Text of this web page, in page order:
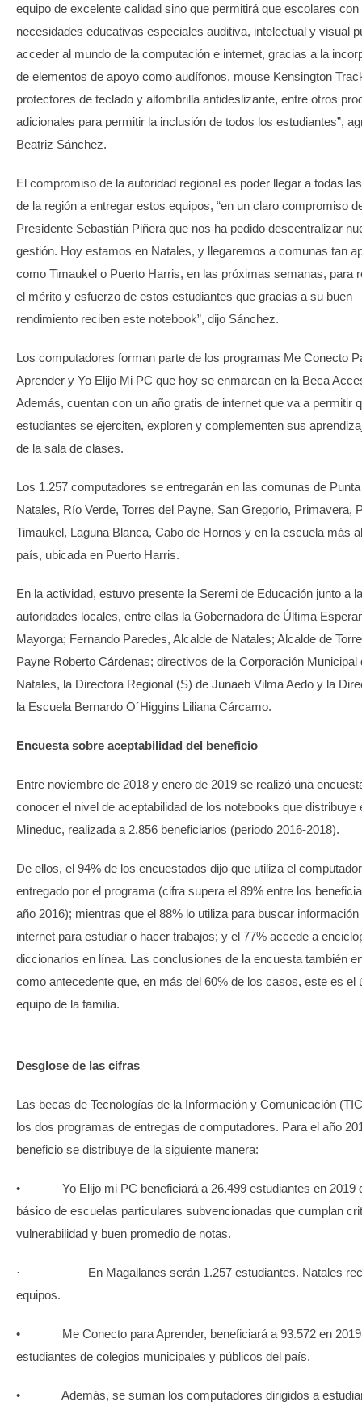
equipo de excelente calidad sino que permitirá que escolares con
necesidades educativas especiales auditiva, intelectual y visual
acceder al mundo de la computación e internet, gracias a la
de elementos de apoyo como audífonos, mouse Kensington
protectores de teclado y alfombrilla antideslizante, entre otros
adicionales para permitir la inclusión de todos los estudiantes”,
Beatriz Sánchez.
El compromiso de la autoridad regional es poder llegar a todas
de la región a entregar estos equipos, “en un claro compromiso
Presidente Sebastián Piñera que nos ha pedido descentralizar
gestión. Hoy estamos en Natales, y llegaremos a comunas tan
como Timaukel o Puerto Harris, en las próximas semanas, para
el mérito y esfuerzo de estos estudiantes que gracias a su buen
rendimiento reciben este notebook”, dijo Sánchez.
Los computadores forman parte de los programas Me Conecto
Aprender y Yo Elijo Mi PC que hoy se enmarcan en la Beca
Además, cuentan con un año gratis de internet que va a permitir
estudiantes se ejerciten, exploren y complementen sus
de la sala de clases.
Los 1.257 computadores se entregarán en las comunas de
Natales, Río Verde, Torres del Payne, San Gregorio, Primavera,
Timaukel, Laguna Blanca, Cabo de Hornos y en la escuela más
país, ubicada en Puerto Harris.
En la actividad, estuvo presente la Seremi de Educación junto a
autoridades locales, entre ellas la Gobernadora de Última
Mayorga; Fernando Paredes, Alcalde de Natales; Alcalde de
Payne Roberto Cárdenas; directivos de la Corporación Municipal
Natales, la Directora Regional (S) de Junaeb Vilma Aedo y la
la Escuela Bernardo O´Higgins Liliana Cárcamo.
Encuesta sobre aceptabilidad del beneficio
Entre noviembre de 2018 y enero de 2019 se realizó una
conocer el nivel de aceptabilidad de los notebooks que distribuye
Mineduc, realizada a 2.856 beneficiarios (periodo 2016-2018).
De ellos, el 94% de los encuestados dijo que utiliza el computador
entregado por el programa (cifra supera el 89% entre los
año 2016); mientras que el 88% lo utiliza para buscar información
internet para estudiar o hacer trabajos; y el 77% accede a
diccionarios en línea. Las conclusiones de la encuesta también
como antecedente que, en más del 60% de los casos, este es el
equipo de la familia.
Desglose de las cifras
Las becas de Tecnologías de la Información y Comunicación
los dos programas de entregas de computadores. Para el año
beneficio se distribuye de la siguiente manera:
• Yo Elijo mi PC beneficiará a 26.499 estudiantes en 2019
básico de escuelas particulares subvencionadas que cumplan
vulnerabilidad y buen promedio de notas.
· En Magallanes serán 1.257 estudiantes. Natales
equipos.
• Me Conecto para Aprender, beneficiará a 93.572 en 2019
estudiantes de colegios municipales y públicos del país.
• Además, se suman los computadores dirigidos a